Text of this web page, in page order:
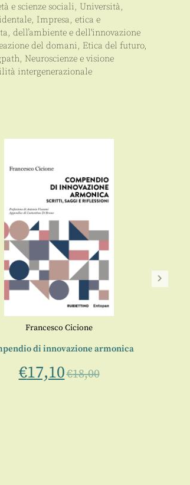
e scienze sociali, Università,
, Impresa, etica e
dell’ambiente e dell'innovazione
del domani, Etica del futuro,
, Neuroscienze e visione
intergenerazionale
Francesco Cicione
di innovazione armonica
€17,10€18,00